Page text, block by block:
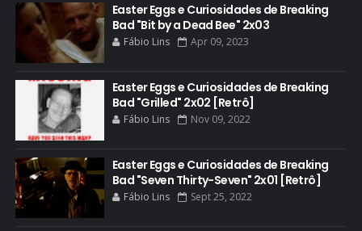
CURIOSIDADES
DGA AWARDS
DVD
DEAN NORRIS
DOCUMENTÁRIO
DOS HOMBRES MEZCAL
EASTER EGGS
EDITORIAL
Easter Eggs e Curiosidades de Breaking
Bad "Bit by a Dead Bee" 2x03
Fábio Lins Apr 09, 2023
Easter Eggs e Curiosidades de Breaking
Bad "Grilled" 2x02 [Retrô]
Fábio Lins Nov 09, 2022
Easter Eggs e Curiosidades de Breaking
Bad "Seven Thirty-Seven" 2x01 [Retrô]
Fábio Lins Sept 25, 2022